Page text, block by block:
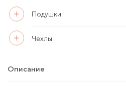
Подушки
Чехлы
Описание